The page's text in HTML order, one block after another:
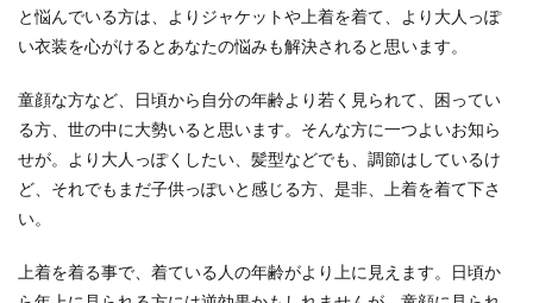
と悩んでいる方は、よりジャケットや上着を着て、より大人っぽ
い衣装を心がけるとあなたの悩みも解決されると思います。
童顔な方など、日頃から自分の年齢より若く見られて、困ってい
る方、世の中に大勢いると思います。そんな方に一つよいお知ら
せが。より大人っぽくしたい、髪型などでも、調節はしているけ
ど、それでもまだ子供っぽいと感じる方、是非、上着を着て下さ
い。
上着を着る事で、着ている人の年齢がより上に見えます。日頃か